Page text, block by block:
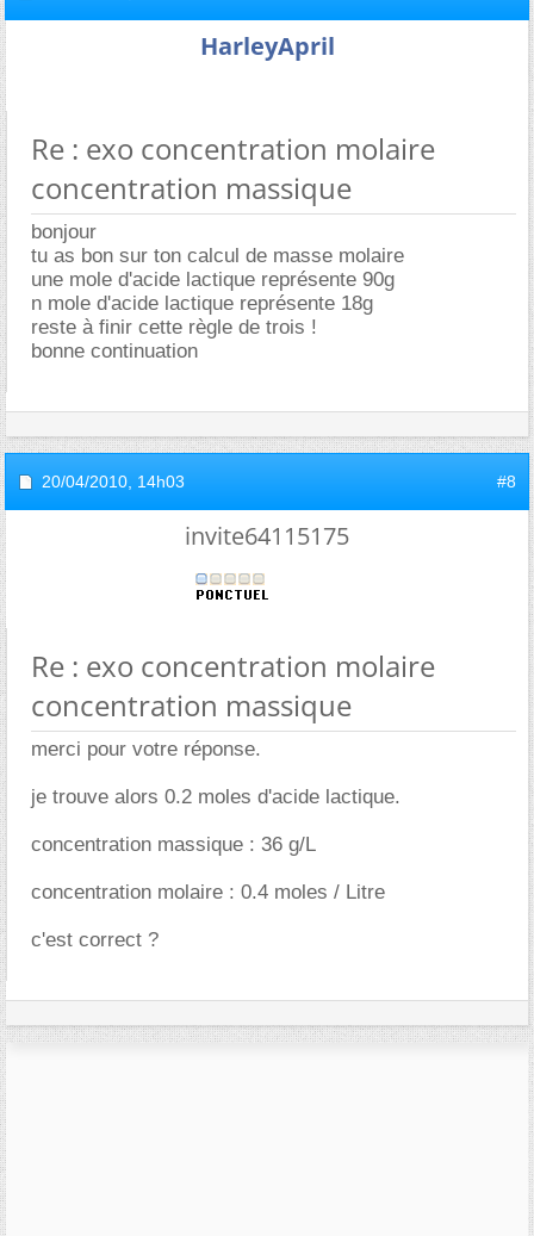
HarleyApril
Re : exo concentration molaire
concentration massique
bonjour
tu as bon sur ton calcul de masse molaire
une mole d'acide lactique représente 90g
n mole d'acide lactique représente 18g
reste à finir cette règle de trois !
bonne continuation
20/04/2010, 14h03 #8
invite64115175
Re : exo concentration molaire
concentration massique
merci pour votre réponse.
je trouve alors 0.2 moles d'acide lactique.
concentration massique : 36 g/L
concentration molaire : 0.4 moles / Litre
c'est correct ?